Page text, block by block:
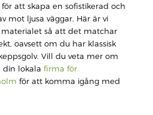
att skapa en sofistikerad och
mot ljusa väggar. Här är vi
så att det matchar
oavsett om du har klassisk
Vill du veta mer om
din lokala firma för
för att komma igång med